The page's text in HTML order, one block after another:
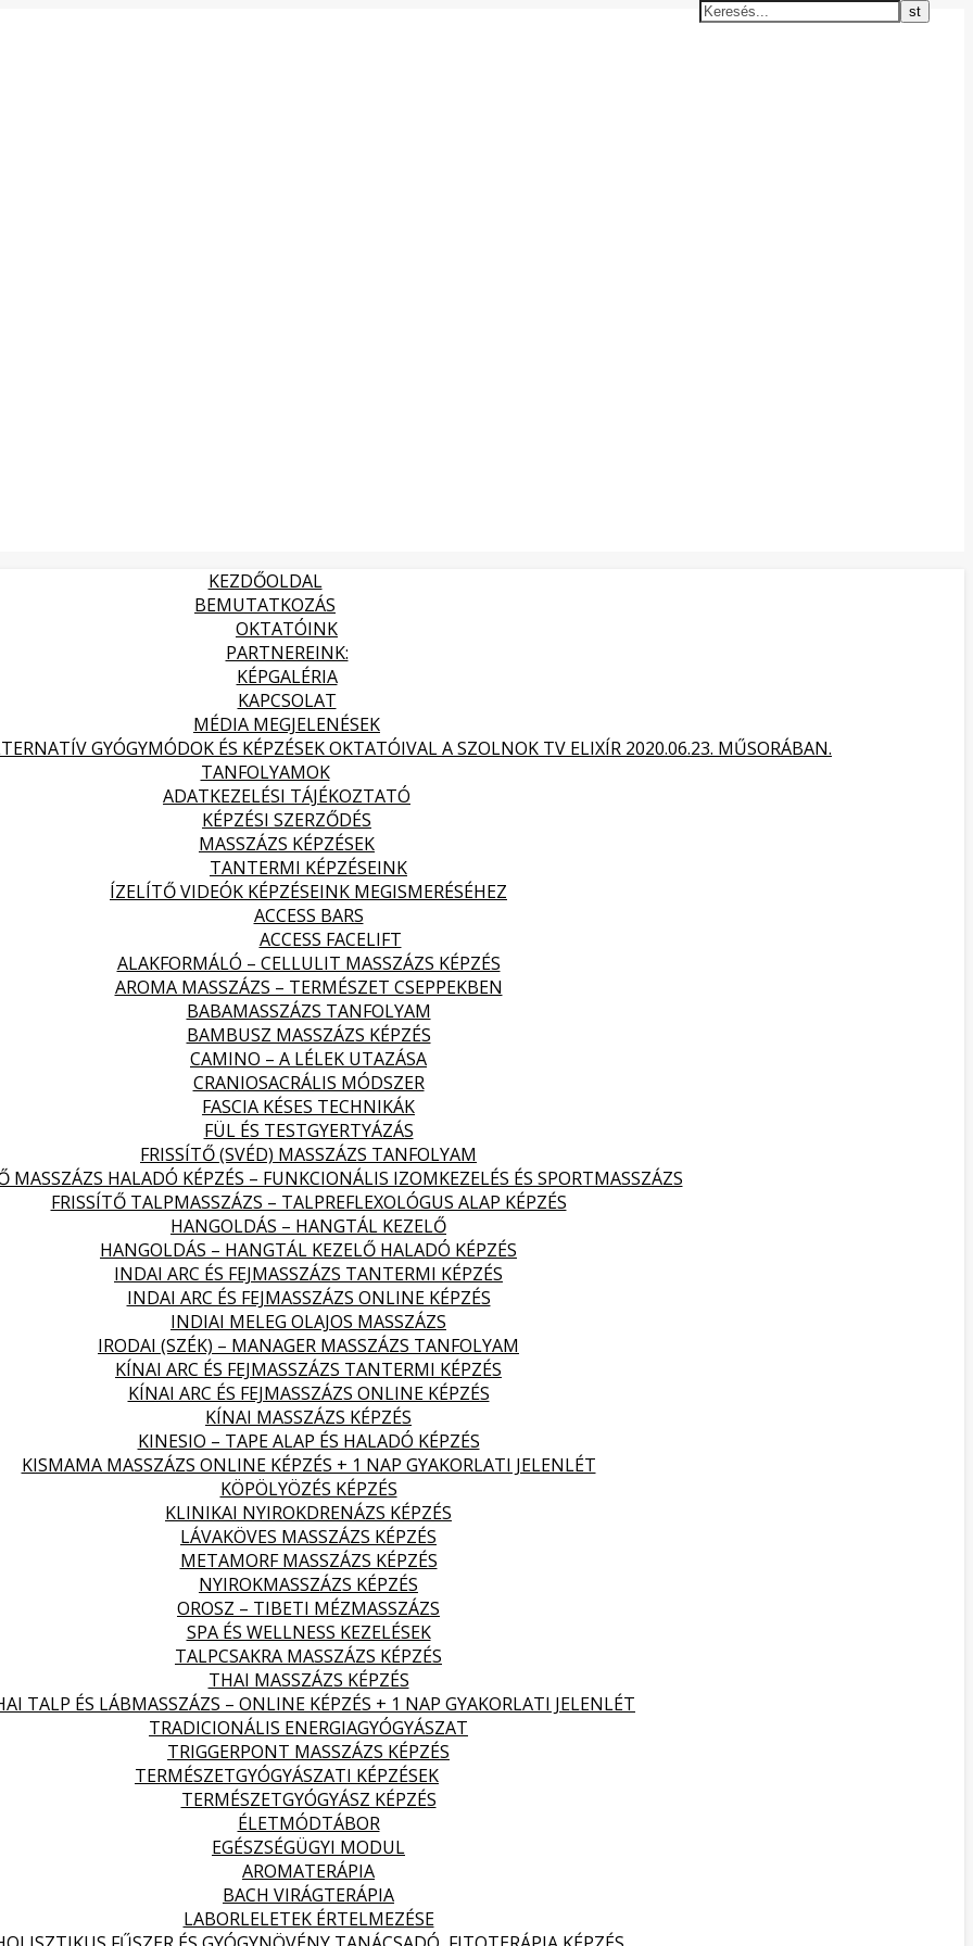
KEZDŐOLDAL
BEMUTATKOZÁS
OKTATÓINK
PARTNEREINK:
KÉPGALÉRIA
KAPCSOLAT
MÉDIA MEGJELENÉSEK
GYÓGYMÓDOK ÉS KÉPZÉSEK OKTATÓIVAL A SZOLNOK TV ELIXÍR 2020.06.23. MŰSORÁBAN.
TANFOLYAMOK
ADATKEZELÉSI TÁJÉKOZTATÓ
KÉPZÉSI SZERZŐDÉS
MASSZÁZS KÉPZÉSEK
TANTERMI KÉPZÉSEINK
ÍZELÍTŐ VIDEÓK KÉPZÉSEINK MEGISMERÉSÉHEZ
ACCESS BARS
ACCESS FACELIFT
ALAKFORMÁLÓ – CELLULIT MASSZÁZS KÉPZÉS
AROMA MASSZÁZS – TERMÉSZET CSEPPEKBEN
BABAMASSZÁZS TANFOLYAM
BAMBUSZ MASSZÁZS KÉPZÉS
CAMINO – A LÉLEK UTAZÁSA
CRANIOSACRÁLIS MÓDSZER
FASCIA KÉSES TECHNIKÁK
FÜL ÉS TESTGYERTYÁZÁS
FRISSÍTŐ (SVÉD) MASSZÁZS TANFOLYAM
MASSZÁZS HALADÓ KÉPZÉS – FUNKCIONÁLIS IZOMKEZELÉS ÉS SPORTMASSZÁZS
FRISSÍTŐ TALPMASSZÁZS – TALPREFLEXOLÓGUS ALAP KÉPZÉS
HANGOLDÁS – HANGTÁL KEZELŐ
HANGOLDÁS – HANGTÁL KEZELŐ HALADÓ KÉPZÉS
INDAI ARC ÉS FEJMASSZÁZS TANTERMI KÉPZÉS
INDAI ARC ÉS FEJMASSZÁZS ONLINE KÉPZÉS
INDIAI MELEG OLAJOS MASSZÁZS
IRODAI (SZÉK) – MANAGER MASSZÁZS TANFOLYAM
KÍNAI ARC ÉS FEJMASSZÁZS TANTERMI KÉPZÉS
KÍNAI ARC ÉS FEJMASSZÁZS ONLINE KÉPZÉS
KÍNAI MASSZÁZS KÉPZÉS
KINESIO – TAPE ALAP ÉS HALADÓ KÉPZÉS
KISMAMA MASSZÁZS ONLINE KÉPZÉS + 1 NAP GYAKORLATI JELENLÉT
KÖPÖLYÖZÉS KÉPZÉS
KLINIKAI NYIROKDRENÁZS KÉPZÉS
LÁVAKÖVES MASSZÁZS KÉPZÉS
METAMORF MASSZÁZS KÉPZÉS
NYIROKMASSZÁZS KÉPZÉS
OROSZ – TIBETI MÉZMASSZÁZS
SPA ÉS WELLNESS KEZELÉSEK
TALPCSAKRA MASSZÁZS KÉPZÉS
THAI MASSZÁZS KÉPZÉS
TALP ÉS LÁBMASSZÁZS – ONLINE KÉPZÉS + 1 NAP GYAKORLATI JELENLÉT
TRADICIONÁLIS ENERGIAGYÓGYÁSZAT
TRIGGERPONT MASSZÁZS KÉPZÉS
TERMÉSZETGYÓGYÁSZATI KÉPZÉSEK
TERMÉSZETGYÓGYÁSZ KÉPZÉS
ÉLETMÓDTÁBOR
EGÉSZSÉGÜGYI MODUL
AROMATERÁPIA
BACH VIRÁGTERÁPIA
LABORLELETEK ÉRTELMEZÉSE